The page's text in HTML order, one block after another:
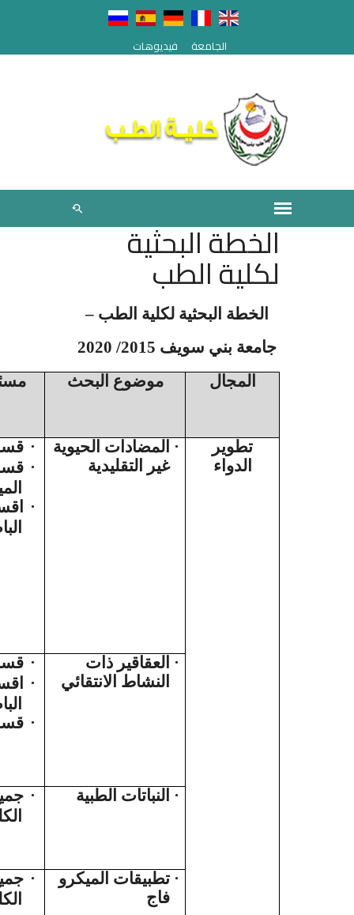
الجامعة فيديوهات
الخطة البحثية
لكلية الطب
الخطة البحثية لكلية الطب –
جامعة بني سويف 2015/ 2020
المجال
موضوع البحث
تطوير
الدواء
· المضادات الحيوية
غير التقليدية
·
·
·
· العقاقير ذات
النشاط الانتقائي
·
·
·
· النباتات الطبية ·
·تطبيقات الميكرو
فاج
·